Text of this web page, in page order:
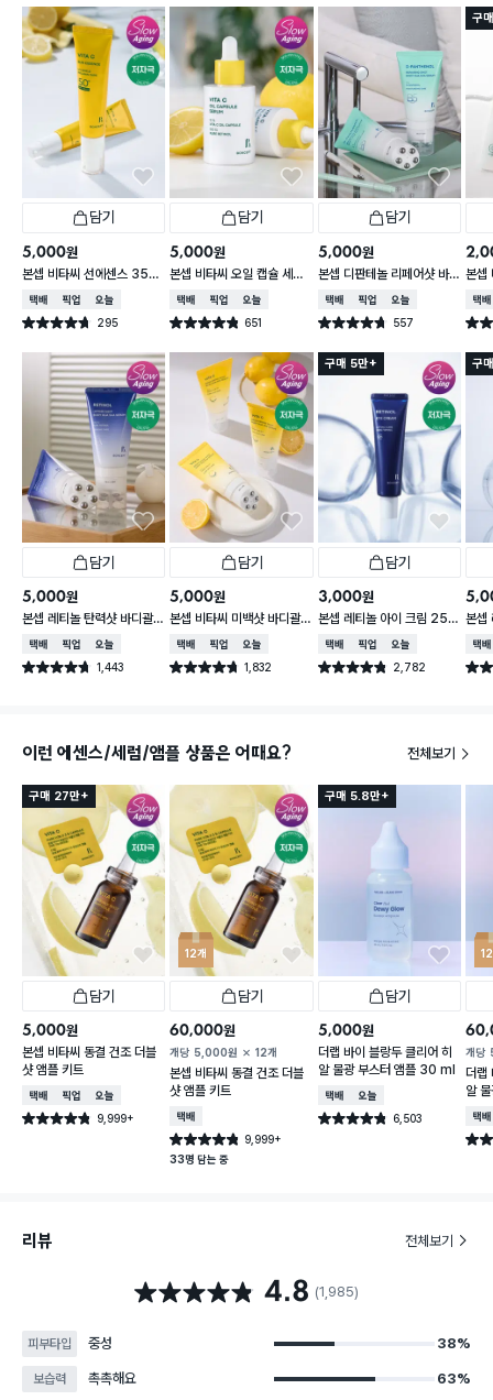
담기
5,000원
본셉 비타씨 선에센스 35
택배배송매장픽업오늘배송
별점 4.7점 295
건 작성
담기
5,000원
본셉 비타씨 오일 캡슐 세럼
택배배송매장픽업오늘배송
별점 4.8점 651
건 작성
담기
5,000원
본셉 디판테놀 리페어샷 바
택배배송매장픽업오늘배송
별점 4.7점 557
건 작성
구
본셉
택배
별점
담기
5,000원
본셉 레티놀 탄력샷 바디괄
사 세럼 100 ml
택배배송매장픽업오늘배송
별점 4.7점 1,443
건 작성
담기
5,000원
본셉 비타씨 미백샷 바디괄
사 세럼 100 ml
택배배송매장픽업오늘배송
별점 4.7점 1,832
건 작성
구매 5만+
담기
3,000원
본셉 레티놀 아이 크림 25
ml
택배배송매장픽업오늘배송
별점 4.8점 2,782
건 작성
구
본셉
0 ml
택배
별점
이런 에센스/세럼/앰플 상품은 어때요? 전체보기
구매 27만+
담기
5,000원
본셉 비타씨 동결 건조 더블
샷 앰플 키트
택배배송매장픽업오늘배송
별점 4.8점 9,999+
건 작성
12개
담기
60,000원
개당 5,000원 12개
본셉 비타씨 동결 건조 더블
샷 앰플 키트
택배배송
별점 4.8점 9,999+
건 작성
33명 담는 중
구매 5.8만+
담기
5,000원
더랩 바이 블랑두 클리어 히
알 물광 부스터 앰플 30 ml
택배배송오늘배송
별점 4.8점 6,503
건 작성
개당
더랩
알
택배
별점
리뷰 전체보기
별점 4.8점 4.8 (1,985)
피부타입 중성 38%
보습력 촉촉해요 63%